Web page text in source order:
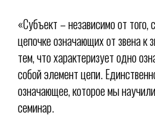
«Субъект – независимо от
цепочке означающих от звена
тем, что характеризует одно
собой элемент цепи.
означающее, которое мы
семинар.